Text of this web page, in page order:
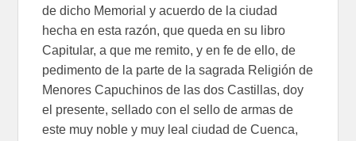
de dicho Memorial y acuerdo de la ciudad
hecha en esta razón, que queda en su libro
Capitular, a que me remito, y en fe de ello, de
pedimento de la parte de la sagrada Religión de
Menores Capuchinos de las dos Castillas, doy
el presente, sellado con el sello de armas de
este muy noble y muy leal ciudad de Cuenca,